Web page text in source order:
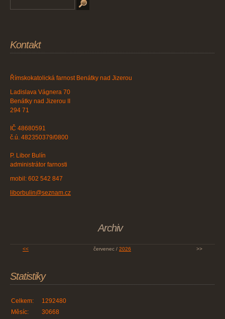
Kontakt
Římskokatolická farnost Benátky nad Jizerou
Ladislava Vágnera 70
Benátky nad Jizerou II
294 71
IČ 48680591
č.ú. 482350379/0800
P. Libor Bulín
administrátor farnosti
mobil: 602 542 847
liborbulin@seznam.cz
Archiv
<< červenec / 2026 >>
Statistiky
Celkem:
1292480
Měsíc:
30668